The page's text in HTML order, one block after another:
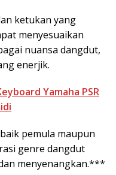
ketukan yang
menyesuaikan
nuansa dangdut,
enerjik.
Yamaha PSR
pemula maupun
genre dangdut
menyenangkan.***